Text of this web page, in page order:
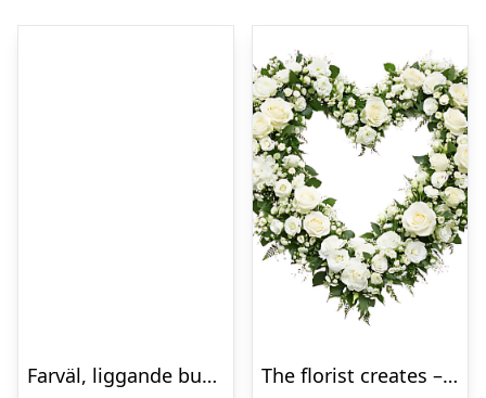
Farväl, liggande bukett
The florist creates – Funeral heart